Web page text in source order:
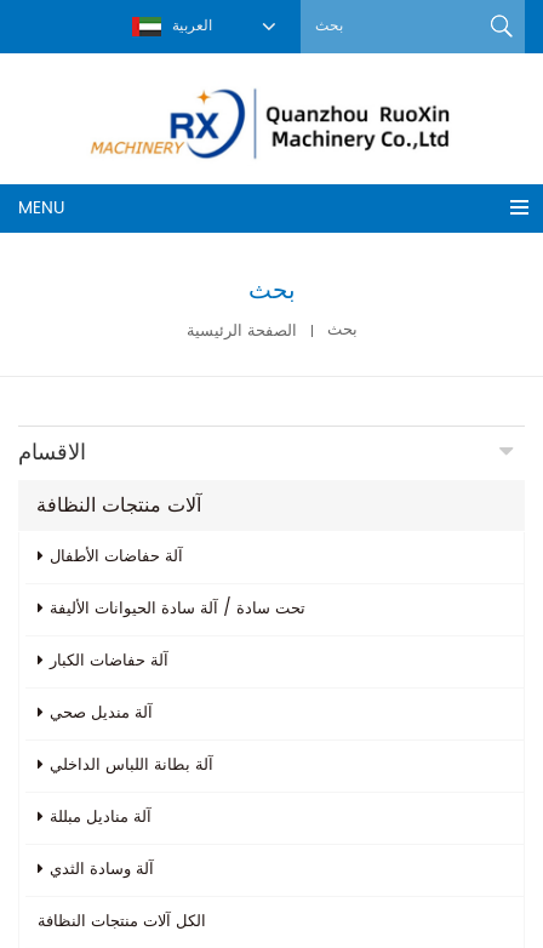
العربية
MENU
بحث
الصفحة الرئيسية بحث
الاقسام
آلات منتجات النظافة
آلة حفاضات الأطفال
تحت سادة / آلة سادة الحيوانات الأليفة
آلة حفاضات الكبار
آلة منديل صحي
آلة بطانة اللباس الداخلي
آلة مناديل مبللة
آلة وسادة الثدي
الكل آلات منتجات النظافة